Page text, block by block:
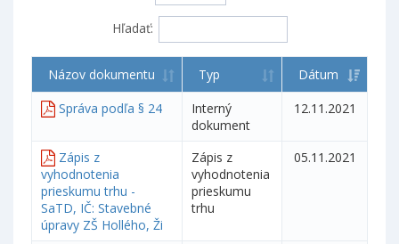
Hľadať:
Názov dokumentu Typ
Dátum
Správa podľa § 24
Interný
dokument
12.11.2021
Zápis z
vyhodnotenia
prieskumu trhu -
SaTD, IČ: Stavebné
úpravy ZŠ Hollého, Ži
Zápis z
vyhodnotenia
prieskumu
trhu
05.11.2021